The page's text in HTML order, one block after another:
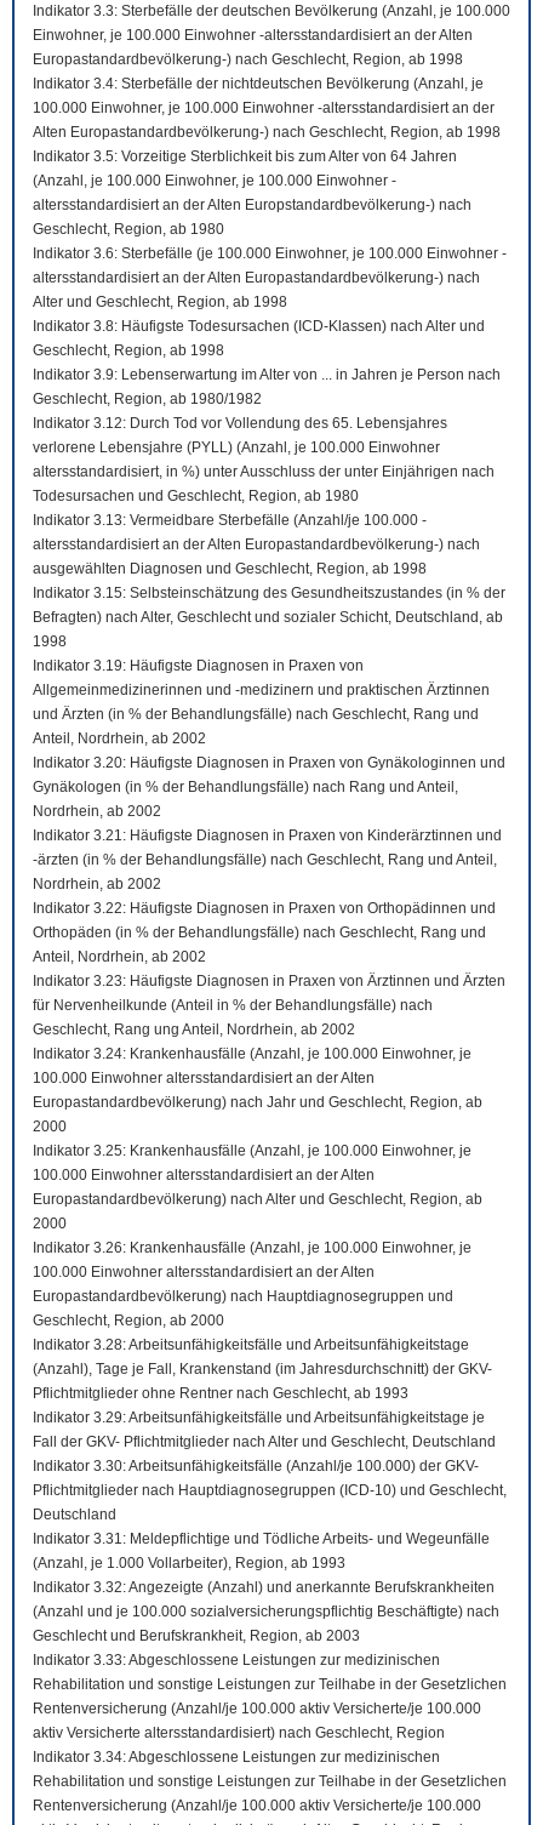
Indikator 3.3: Sterbefälle der deutschen Bevölkerung (Anzahl, je 100.000
Einwohner, je 100.000 Einwohner -altersstandardisiert an der Alten
Europastandardbevölkerung-) nach Geschlecht, Region, ab 1998
Indikator 3.4: Sterbefälle der nichtdeutschen Bevölkerung (Anzahl, je
100.000 Einwohner, je 100.000 Einwohner -altersstandardisiert an der
Alten Europastandardbevölkerung-) nach Geschlecht, Region, ab 1998
Indikator 3.5: Vorzeitige Sterblichkeit bis zum Alter von 64 Jahren
(Anzahl, je 100.000 Einwohner, je 100.000 Einwohner -
altersstandardisiert an der Alten Europstandardbevölkerung-) nach
Geschlecht, Region, ab 1980
Indikator 3.6: Sterbefälle (je 100.000 Einwohner, je 100.000 Einwohner -
altersstandardisiert an der Alten Europastandardbevölkerung-) nach
Alter und Geschlecht, Region, ab 1998
Indikator 3.8: Häufigste Todesursachen (ICD-Klassen) nach Alter und
Geschlecht, Region, ab 1998
Indikator 3.9: Lebenserwartung im Alter von ... in Jahren je Person nach
Geschlecht, Region, ab 1980/1982
Indikator 3.12: Durch Tod vor Vollendung des 65. Lebensjahres
verlorene Lebensjahre (PYLL) (Anzahl, je 100.000 Einwohner
altersstandardisiert, in %) unter Ausschluss der unter Einjährigen nach
Todesursachen und Geschlecht, Region, ab 1980
Indikator 3.13: Vermeidbare Sterbefälle (Anzahl/je 100.000 -
altersstandardisiert an der Alten Europastandardbevölkerung-) nach
ausgewählten Diagnosen und Geschlecht, Region, ab 1998
Indikator 3.15: Selbsteinschätzung des Gesundheitszustandes (in % der
Befragten) nach Alter, Geschlecht und sozialer Schicht, Deutschland, ab
1998
Indikator 3.19: Häufigste Diagnosen in Praxen von
Allgemeinmedizinerinnen und -medizinern und praktischen Ärztinnen
und Ärzten (in % der Behandlungsfälle) nach Geschlecht, Rang und
Anteil, Nordrhein, ab 2002
Indikator 3.20: Häufigste Diagnosen in Praxen von Gynäkologinnen und
Gynäkologen (in % der Behandlungsfälle) nach Rang und Anteil,
Nordrhein, ab 2002
Indikator 3.21: Häufigste Diagnosen in Praxen von Kinderärztinnen und
-ärzten (in % der Behandlungsfälle) nach Geschlecht, Rang und Anteil,
Nordrhein, ab 2002
Indikator 3.22: Häufigste Diagnosen in Praxen von Orthopädinnen und
Orthopäden (in % der Behandlungsfälle) nach Geschlecht, Rang und
Anteil, Nordrhein, ab 2002
Indikator 3.23: Häufigste Diagnosen in Praxen von Ärztinnen und Ärzten
für Nervenheilkunde (Anteil in % der Behandlungsfälle) nach
Geschlecht, Rang ung Anteil, Nordrhein, ab 2002
Indikator 3.24: Krankenhausfälle (Anzahl, je 100.000 Einwohner, je
100.000 Einwohner altersstandardisiert an der Alten
Europastandardbevölkerung) nach Jahr und Geschlecht, Region, ab
2000
Indikator 3.25: Krankenhausfälle (Anzahl, je 100.000 Einwohner, je
100.000 Einwohner altersstandardisiert an der Alten
Europastandardbevölkerung) nach Alter und Geschlecht, Region, ab
2000
Indikator 3.26: Krankenhausfälle (Anzahl, je 100.000 Einwohner, je
100.000 Einwohner altersstandardisiert an der Alten
Europastandardbevölkerung) nach Hauptdiagnosegruppen und
Geschlecht, Region, ab 2000
Indikator 3.28: Arbeitsunfähigkeitsfälle und Arbeitsunfähigkeitstage
(Anzahl), Tage je Fall, Krankenstand (im Jahresdurchschnitt) der GKV-
Pflichtmitglieder ohne Rentner nach Geschlecht, ab 1993
Indikator 3.29: Arbeitsunfähigkeitsfälle und Arbeitsunfähigkeitstage je
Fall der GKV- Pflichtmitglieder nach Alter und Geschlecht, Deutschland
Indikator 3.30: Arbeitsunfähigkeitsfälle (Anzahl/je 100.000) der GKV-
Pflichtmitglieder nach Hauptdiagnosegruppen (ICD-10) und Geschlecht,
Deutschland
Indikator 3.31: Meldepflichtige und Tödliche Arbeits- und Wegeunfälle
(Anzahl, je 1.000 Vollarbeiter), Region, ab 1993
Indikator 3.32: Angezeigte (Anzahl) und anerkannte Berufskrankheiten
(Anzahl und je 100.000 sozialversicherungspflichtig Beschäftigte) nach
Geschlecht und Berufskrankheit, Region, ab 2003
Indikator 3.33: Abgeschlossene Leistungen zur medizinischen
Rehabilitation und sonstige Leistungen zur Teilhabe in der Gesetzlichen
Rentenversicherung (Anzahl/je 100.000 aktiv Versicherte/je 100.000
aktiv Versicherte altersstandardisiert) nach Geschlecht, Region
Indikator 3.34: Abgeschlossene Leistungen zur medizinischen
Rehabilitation und sonstige Leistungen zur Teilhabe in der Gesetzlichen
Rentenversicherung (Anzahl/je 100.000 aktiv Versicherte/je 100.000